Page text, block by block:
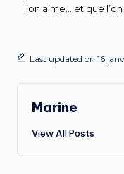
l’on aime… et que
Last updated on 16
Marine
View All Posts